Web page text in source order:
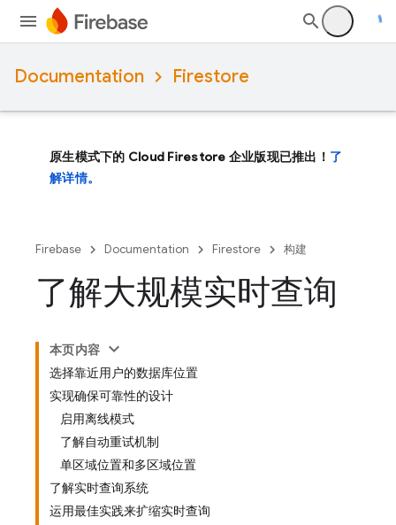
Documentation Firestore
原生模式下的 Cloud Firestore 企业版现已推出！ 了
解详情。
Firebase Documentation Firestore 构建
了解大规模实时查询
本页内容
选择靠近用户的数据库位置
实现确保可靠性的设计
启用离线模式
了解自动重试机制
单区域位置和多区域位置
了解实时查询系统
运用最佳实践来扩缩实时查询